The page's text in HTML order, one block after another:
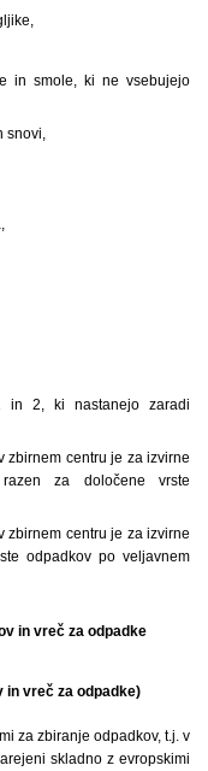
in smole, ki ne vsebujejo
snovi,
in 2, ki nastanejo zaradi
zbirnem centru je za izvirne
razen za določene vrste
zbirnem centru je za izvirne
odpadkov po veljavnem
in vreč za odpadke
in vreč za odpadke)
za zbiranje odpadkov, t.j. v
skladno z evropskimi